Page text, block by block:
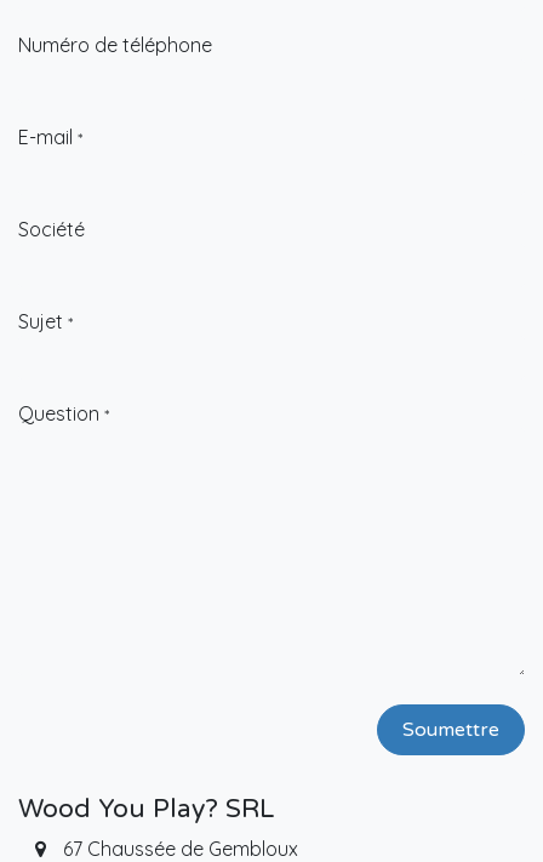
Numéro de téléphone
E-mail *
Société
Sujet *
Question *
Soumettre
Wood You Play? SRL
67 Chaussée de Gembloux